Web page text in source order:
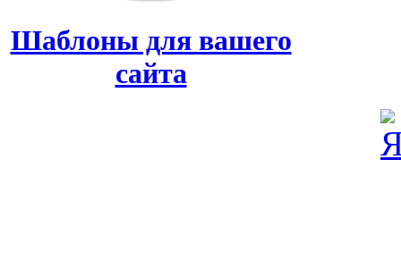
Шаблоны для вашего
сайта